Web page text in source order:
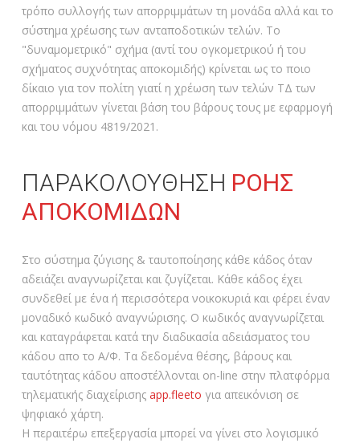
τρόπο συλλογής των απορριμμάτων τη μονάδα αλλά και το
σύστημα χρέωσης των ανταποδοτικών τελών. Το
"δυναμομετρικό" σχήμα (αντί του ογκομετρικού ή του
σχήματος συχνότητας αποκομιδής) κρίνεται ως το ποιο
δίκαιο για τον πολίτη γιατί η χρέωση των τελών ΤΔ των
απορριμμάτων γίνεται βάση του βάρους τους με εφαρμογή
και του νόμου 4819/2021.
ΠΑΡΑΚΟΛΟΥΘΗΣΗ ΡΟΗΣ
ΑΠΟΚΟΜΙΔΩΝ
Στο σύστημα ζύγισης & ταυτοποίησης κάθε κάδος όταν
αδειάζει αναγνωρίζεται και ζυγίζεται. Κάθε κάδος έχει
συνδεθεί με ένα ή περισσότερα νοικοκυριά και φέρει έναν
μοναδικό κωδικό αναγνώρισης. Ο κωδικός αναγνωρίζεται
και καταγράφεται κατά την διαδικασία αδειάσματος του
κάδου απο το Α/Φ. Τα δεδομένα θέσης, βάρους και
ταυτότητας κάδου αποστέλλονται on-line στην πλατφόρμα
τηλεματικής διαχείρισης app.fleeto για απεικόνιση σε
ψηφιακό χάρτη.
Η περαιτέρω επεξεργασία μπορεί να γίνει στο λογισμικό